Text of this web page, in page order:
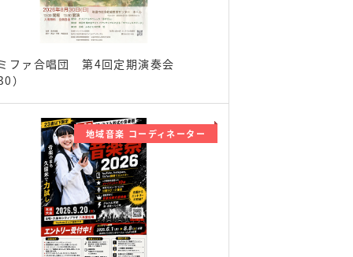
ファ合唱団 第4回定期演奏会
）
地域音楽 コーディネーター